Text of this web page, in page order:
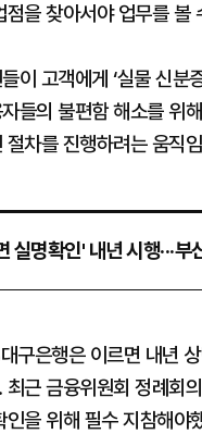
을 찾아서야 업무를 볼
이 고객에게 ‘실물 신
들의 불편함 해소를 위
차를 진행하려는 움직
실명확인' 내년 시행···
구은행은 이르면 내년
근 금융위원회 정례회
을 위해 필수 지참해야